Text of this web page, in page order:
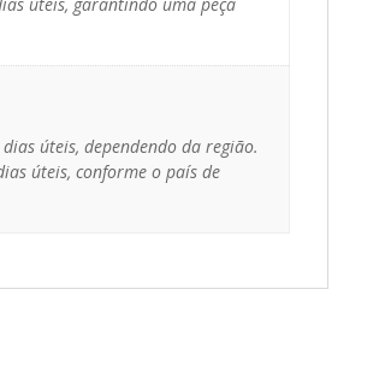
úteis, dependendo da região.
úteis, conforme o país de